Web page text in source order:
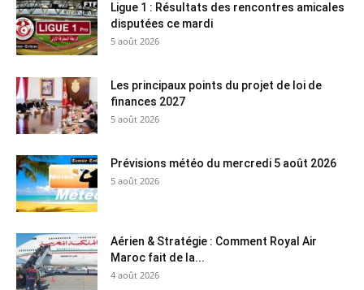
Ligue 1 : Résultats des rencontres amicales
disputées ce mardi
5 août 2026
Les principaux points du projet de loi de
finances 2027
5 août 2026
Prévisions météo du mercredi 5 août 2026
5 août 2026
Aérien & Stratégie : Comment Royal Air
Maroc fait de la...
4 août 2026